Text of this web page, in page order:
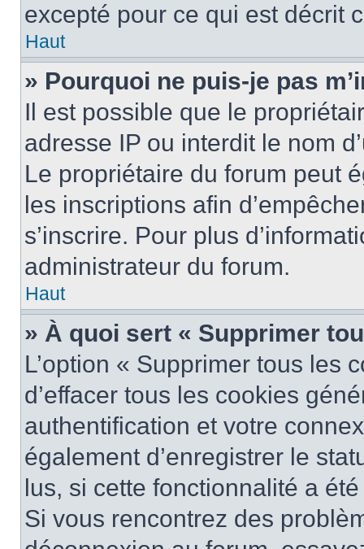
excepté pour ce qui est décrit
Haut
» Pourquoi ne puis-je pas
Il est possible que le
adresse IP ou interdit le nom
Le propriétaire du forum peut
les inscriptions afin
s’inscrire. Pour plus
administrateur du forum.
Haut
» À quoi sert « Supprimer
L’option « Supprimer tous les
d’effacer tous les cookies
authentification et votre
également d’enregistrer le
lus, si cette fonctionnalité a
Si vous rencontrez des